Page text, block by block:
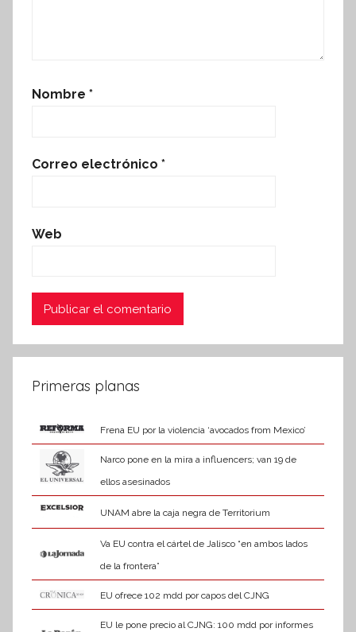
Nombre *
Correo electrónico *
Web
Primeras planas
Frena EU por la violencia ‘avocados from Mexico’
Narco pone en la mira a influencers; van 19 de
ellos asesinados
UNAM abre la caja negra de Territorium
Va EU contra el cártel de Jalisco “en ambos lados
de la frontera”
EU ofrece 102 mdd por capos del CJNG
EU le pone precio al CJNG: 100 mdd por informes